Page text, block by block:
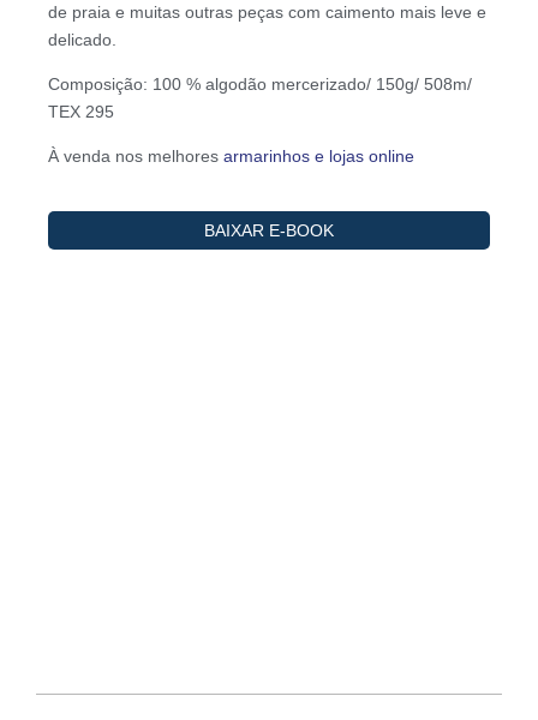
de praia e muitas outras peças com caimento mais leve e
delicado.
Composição: 100 % algodão mercerizado/ 150g/ 508m/
TEX 295
À venda nos melhores armarinhos e lojas online